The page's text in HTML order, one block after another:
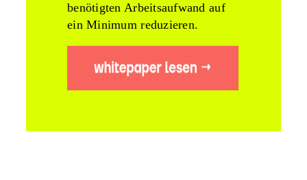
benötigten Arbeitsaufwand auf
ein Minimum reduzieren.